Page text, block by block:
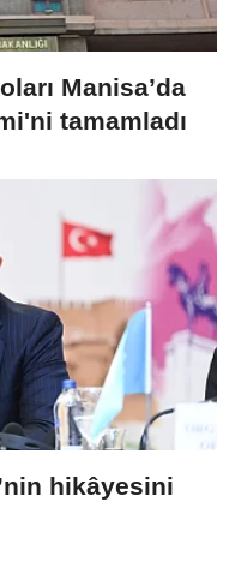
Manisa’da
tamamladı
hikâyesini